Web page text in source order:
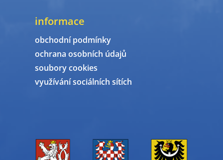
informace
obchodní podmínky
ochrana osobních údajů
soubory cookies
využívání sociálních sítích